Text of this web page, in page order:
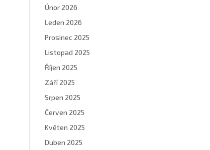
Únor 2026
Leden 2026
Prosinec 2025
Listopad 2025
Říjen 2025
Září 2025
Srpen 2025
Červen 2025
Květen 2025
Duben 2025